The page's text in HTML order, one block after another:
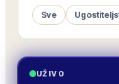
Sve
UŽIVO